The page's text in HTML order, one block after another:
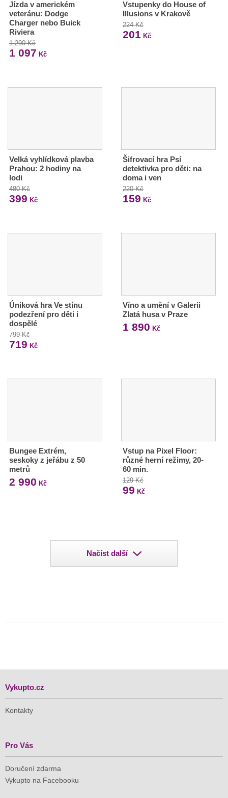
Jízda v americkém
veteránu: Dodge
Charger nebo Buick
Riviera
1 290 Kč
1 097 Kč
Vstupenky do House of
Illusions v Krakově
224 Kč
201 Kč
Velká vyhlídková plavba
Prahou: 2 hodiny na
lodi
480 Kč
399 Kč
Šifrovací hra Psí
detektivka pro děti: na
doma i ven
220 Kč
159 Kč
Úniková hra Ve stínu
podezření pro děti i
dospělé
799 Kč
719 Kč
Víno a umění v Galerii
Zlatá husa v Praze
1 890 Kč
Bungee Extrém,
seskoky z jeřábu z 50
metrů
2 990 Kč
Vstup na Pixel Floor:
různé herní režimy, 20-
60 min.
129 Kč
99 Kč
Načíst další
Vykupto.cz
Kontakty
Pro Vás
Doručení zdarma
Vykupto na Facebooku